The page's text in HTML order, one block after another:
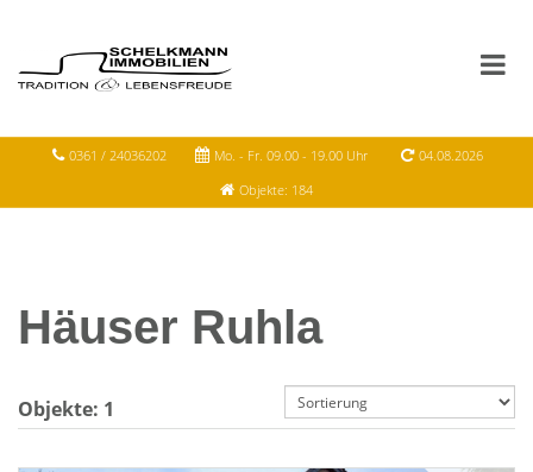
0361 / 24036202 Mo. - Fr. 09.00 - 19.00 Uhr
04.08.2026
Objekte: 184
Häuser Ruhla
Objekte: 1